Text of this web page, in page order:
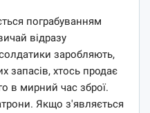
пограбуванням
відразу
заробляють,
запасів, хтось продає
в мирний час зброї.
Якщо з'являється